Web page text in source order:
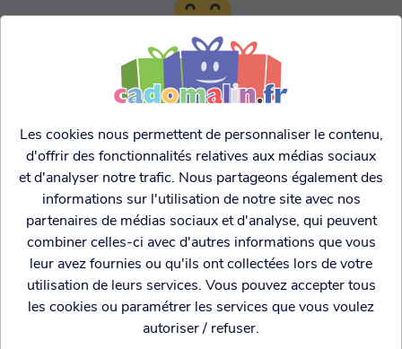
TARIFS AGRESSIFS &
FRANCO LEGER
Les cookies nous permettent de personnaliser le contenu,
d'offrir des fonctionnalités relatives aux médias sociaux
et d'analyser notre trafic. Nous partageons également des
informations sur l'utilisation de notre site avec nos
partenaires de médias sociaux et d'analyse, qui peuvent
combiner celles-ci avec d'autres informations que vous
leur avez fournies ou qu'ils ont collectées lors de votre
utilisation de leurs services. Vous pouvez accepter tous
les cookies ou paramétrer les services que vous voulez
autoriser / refuser.